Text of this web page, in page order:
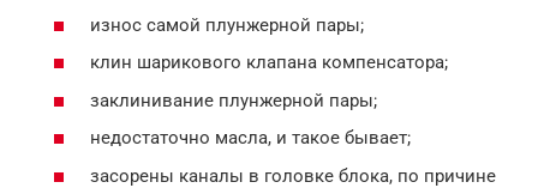
износ самой плунжерной пары;
клин шарикового клапана компенсатора;
заклинивание плунжерной пары;
недостаточно масла, и такое бывает;
засорены каналы в головке блока, по причине